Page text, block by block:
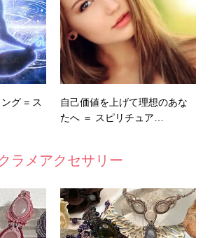
グ = ス
自己価値を上げて理想のあな
たへ ＝ スピリチュア…
ラメアクセサリー